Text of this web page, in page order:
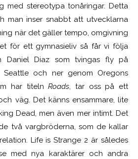
med stereotypa tonåringar. Detta
man inser snabbt att utvecklarna
när det gäller tempo, omgivning
för ett gymnasieliv så får vi följa
Daniel Diaz som tvingas fly på
och ner genom Oregons
har titelnRoads, tar oss på ett
väg. Det känns ensammare, lite
Dead, men även mer intimt. Det
två vargbröderna, som de kallar
Life is Strange 2 är således
med nya karaktärer och andra